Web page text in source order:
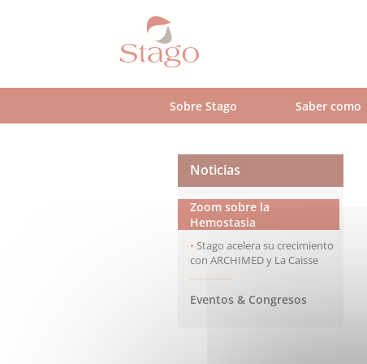
Sobre Stago Saber como
Noticias
Zoom sobre la
Hemostasia
Stago acelera su crecimiento
con ARCHIMED y La Caisse
Eventos & Congresos